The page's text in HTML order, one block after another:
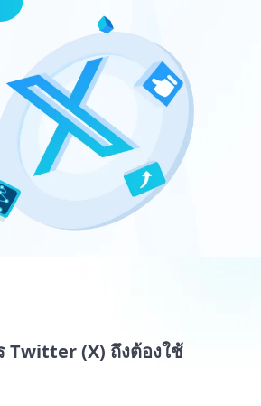
Twitter (X) ถึงต้องใช้